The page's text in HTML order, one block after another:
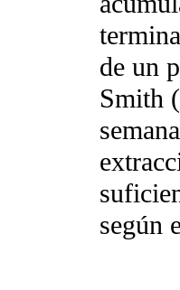
de un
Smith
según